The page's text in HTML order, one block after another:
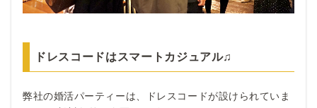
ドレスコードはスマートカジュアル♫
弊社の婚活パーティーは、ドレスコードが設けられていま